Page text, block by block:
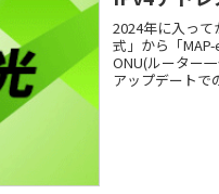
2024年に入っ
式」から「
ONU(ルーター
アップデートで